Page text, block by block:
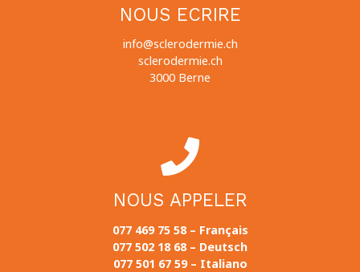
NOUS ECRIRE
info@sclerodermie.ch
sclerodermie.ch
3000 Berne
NOUS APPELER
077 469 75 58 – Français
077 502 18 68 – Deutsch
077 501 67 59 – Italiano